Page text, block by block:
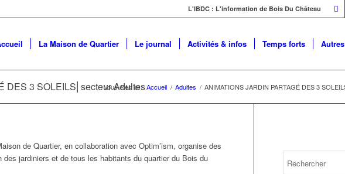
L'IBDC : L'information de Bois Du Château
La Maison de Quartier Le journal Activités & infos Temps forts
DES 3 SOLEILS⎜secteur Adultes
Vous êtes ici : Accueil / Adultes / ANIMATIONS JARDIN PARTAGÉ DES 3
de Quartier, en collaboration avec Optim’ism, organise des
jardiniers et de tous les habitants du quartier du Bois du